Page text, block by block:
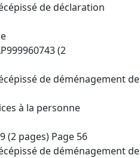
de déclaration
(2
de déménagement de
à la personne
(2 pages) Page 56
de déménagement de